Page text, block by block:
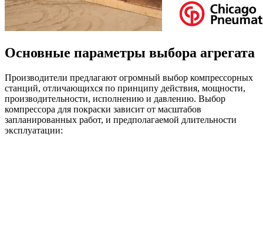
Основные параметры выбора агрегата
Производители предлагают огромный выбор компрессорных
станций, отличающихся по принципу действия, мощности,
производительности, исполнению и давлению. Выбор
компрессора для покраски зависит от масштабов
запланированных работ, и предполагаемой длительности
эксплуатации: